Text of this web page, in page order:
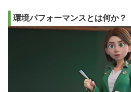
環境パフォーマンスとは何か？